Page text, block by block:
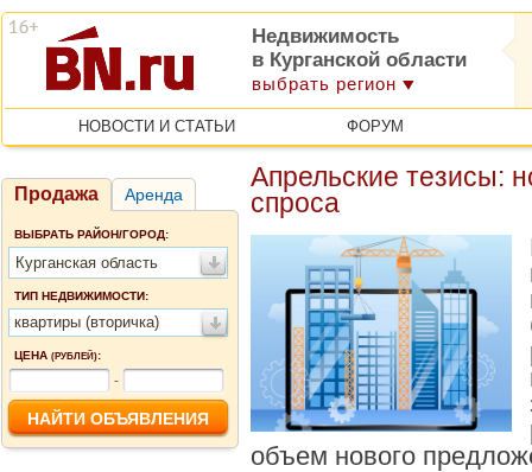
Недвижимость
в Курганской области
выбрать регион
НОВОСТИ И СТАТЬИ ФОРУМ
Продажа Аренда
ВЫБРАТЬ РАЙОН/ГОРОД:
Курганская область
ТИП НЕДВИЖИМОСТИ:
квартиры (вторичка)
ЦЕНА (РУБЛЕЙ):
-
Апрельские тезисы:
спроса
объем нового